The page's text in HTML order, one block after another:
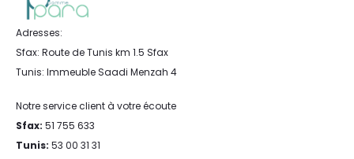
Adresses:
Sfax: Route de Tunis km 1.5 Sfax
Tunis: Immeuble Saadi Menzah 4
Notre service client à votre écoute
Sfax: 51 755 633
Tunis: 53 00 31 31